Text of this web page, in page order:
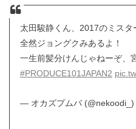
太田駿静くん、2017のミス
全然ジョングクみあるよ！
一生前髪分けんじゃねーぞ、
#PRODUCE101JAPAN2
— オカズプムバ (@nekoodi_)